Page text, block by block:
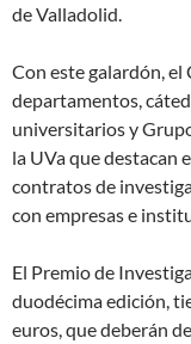
de Valladolid.
Con este galardón, el
departamentos,
universitarios y
la UVa que destacan
contratos de
con empresas e
El Premio de
duodécima edición,
euros, que deberán